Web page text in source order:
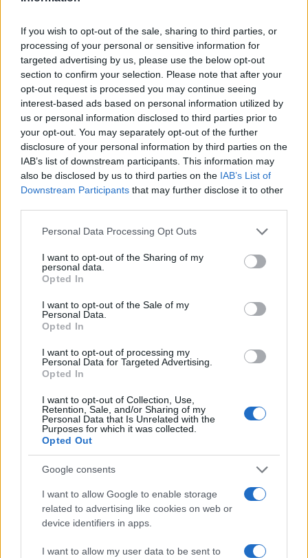
If you wish to opt-out of the sale, sharing to third parties, or
processing of your personal or sensitive information for
targeted advertising by us, please use the below opt-out
section to confirm your selection. Please note that after your
opt-out request is processed you may continue seeing
interest-based ads based on personal information utilized by
us or personal information disclosed to third parties prior to
your opt-out. You may separately opt-out of the further
disclosure of your personal information by third parties on the
IAB’s list of downstream participants. This information may
also be disclosed by us to third parties on the IAB’s List of
Downstream Participants that may further disclose it to other
Please note that this website/app uses one or more Google
not limited to your visit or usage behaviour. You may click to
grant or deny consent to Google and its third-party tags to
use your data for below specified purposes in below Google
consent section.
Personal Data Processing Opt Outs
I want to opt-out of the Sharing of my
personal data.
Opted In
I want to opt-out of the Sale of my
Personal Data.
Opted In
I want to opt-out of processing my
Personal Data for Targeted Advertising.
Opted In
I want to opt-out of Collection, Use,
Retention, Sale, and/or Sharing of my
Personal Data that Is Unrelated with the
Purposes for which it was collected.
Opted Out
Google consents
I want to allow Google to enable storage
related to advertising like cookies on web or
device identifiers in apps.
I want to allow my user data to be sent to
prevedibile, passeggiate sportive e stimoli mentali
riducono comportamenti indesiderati.
La scelta dell’allevatore o del centro di adozione
dovrebbe basarsi su controlli sanitari documentati
e su una storia clinica completa.
Chi convive con la razza trova un compagno fedele
e protettivo: la combinazione diforza edolcezza
Per ridurre il rischio di trasmissione genetica è
preferibile verificare le certificazioni dei test e la
dell’affido.
AUTORE